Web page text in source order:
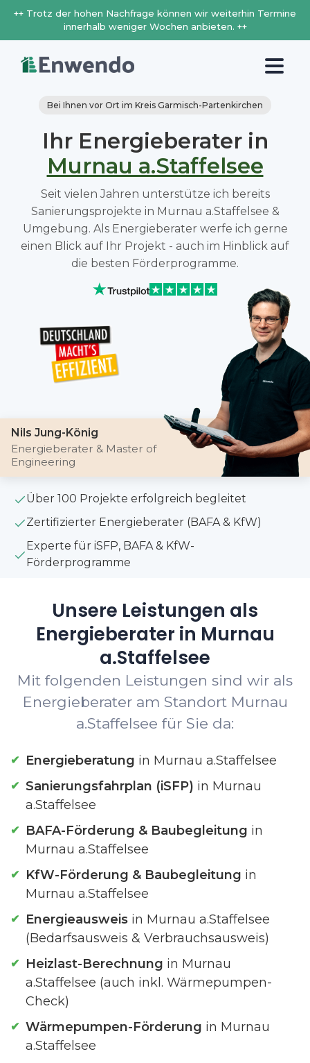
++ Trotz der hohen Nachfrage können wir weiterhin Termine
innerhalb weniger Wochen anbieten. ++
Bei Ihnen vor Ort im Kreis Garmisch-Partenkirchen
Ihr Energieberater in
Murnau a.Staffelsee
Seit vielen Jahren unterstütze ich bereits
Sanierungsprojekte in Murnau a.Staffelsee &
Umgebung. Als Energieberater werfe ich gerne
einen Blick auf Ihr Projekt - auch im Hinblick auf
die besten Förderprogramme.
Nils Jung-König
Energieberater & Master of
Engineering
Über 100 Projekte erfolgreich begleitet
Zertifizierter Energieberater (BAFA & KfW)
Experte für iSFP, BAFA & KfW-
Förderprogramme
Unsere Leistungen als
Energieberater in Murnau
a.Staffelsee
Mit folgenden Leistungen sind wir als
Energieberater am Standort Murnau
a.Staffelsee für Sie da:
Energieberatung in Murnau a.Staffelsee
Sanierungsfahrplan (iSFP) in Murnau
a.Staffelsee
BAFA-Förderung & Baubegleitung in
Murnau a.Staffelsee
KfW-Förderung & Baubegleitung in
Murnau a.Staffelsee
Energieausweis in Murnau a.Staffelsee
(Bedarfsausweis & Verbrauchsausweis)
Heizlast-Berechnung in Murnau
a.Staffelsee (auch inkl. Wärmepumpen-
Check)
Wärmepumpen-Förderung in Murnau
a.Staffelsee